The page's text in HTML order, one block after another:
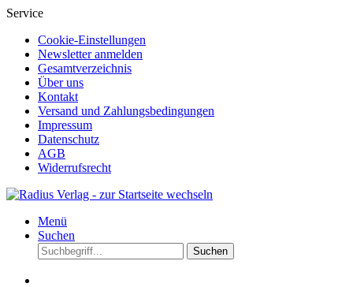
Service
Cookie-Einstellungen
Newsletter anmelden
Gesamtverzeichnis
Über uns
Kontakt
Versand und Zahlungsbedingungen
Impressum
Datenschutz
AGB
Widerrufsrecht
Menü
Suchen
Suchen